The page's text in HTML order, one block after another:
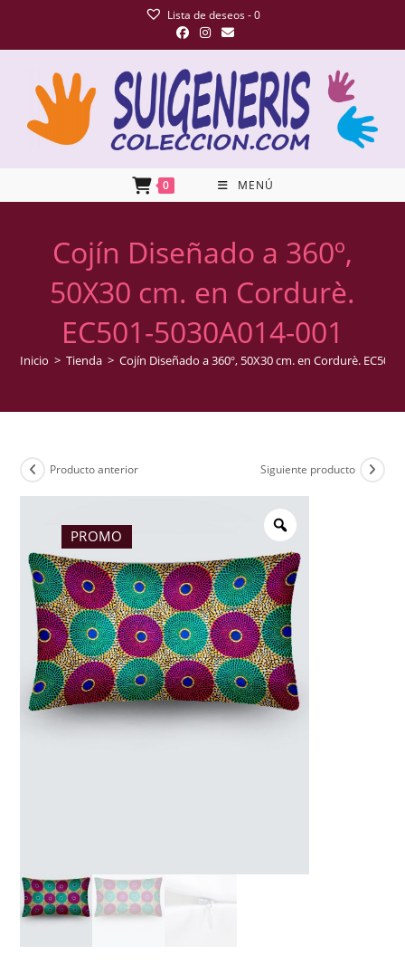
Lista de deseos -0
0 MENÚ
Cojín Diseñado a 360º,
50X30 cm. en Cordurè.
EC501-5030A014-001
Inicio > Tienda > Cojín Diseñado a 360º, 50X30 cm. en Cordurè. EC501-
PROMO
Producto anterior Siguiente producto